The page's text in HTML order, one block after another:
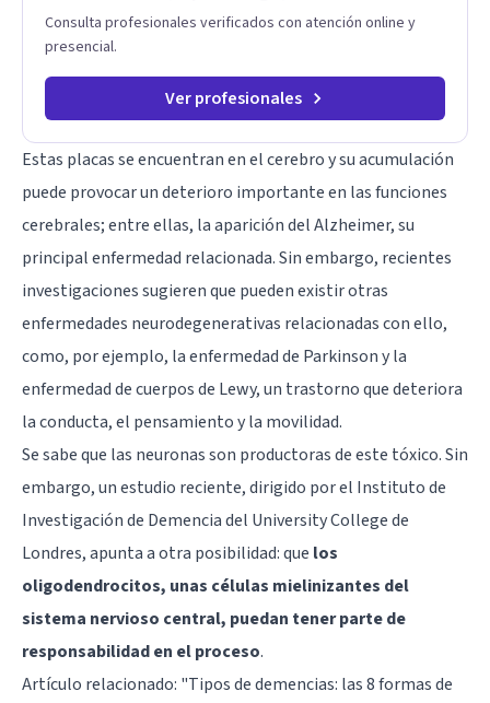
Consulta profesionales verificados con atención online y
presencial.
Ver profesionales
Estas placas se encuentran en el cerebro y su acumulación
puede provocar un deterioro importante en las funciones
cerebrales; entre ellas, la aparición del Alzheimer, su
principal enfermedad relacionada. Sin embargo, recientes
investigaciones sugieren que pueden existir otras
enfermedades neurodegenerativas relacionadas con ello,
como, por ejemplo, laenfermedad de Parkinsony la
enfermedad de cuerpos de Lewy, un trastorno que deteriora
la conducta, el pensamiento y la movilidad.
Se sabe que las neuronas son productoras de este tóxico. Sin
embargo, un estudio reciente, dirigido por el Instituto de
Investigación de Demencia del University College de
Londres, apunta a otra posibilidad: que los
oligodendrocitos, unas células mielinizantes del
sistema nervioso central, puedan tener parte de
responsabilidad en el proceso.
Artículo relacionado: "Tipos de demencias: las 8 formas de